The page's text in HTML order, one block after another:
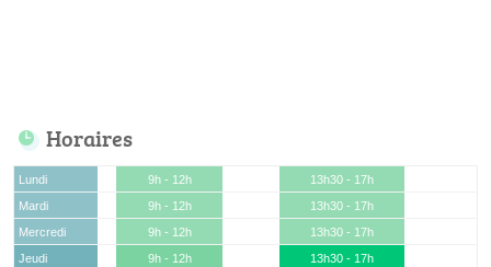
Horaires
Lundi 9h - 12h
13h30 - 17h
Mardi
9h - 12h
13h30 - 17h
Mercredi
9h - 12h
13h30 - 17h
Jeudi
9h - 12h
13h30 - 17h